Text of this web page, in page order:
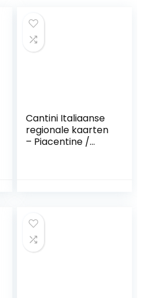
Cantini Italiaanse
regionale kaarten
– Piacentine /